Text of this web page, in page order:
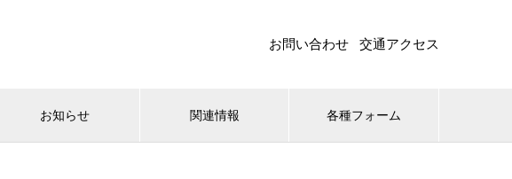
お問い合わせ 交通アクセス
お知らせ 関連情報 各種フォーム